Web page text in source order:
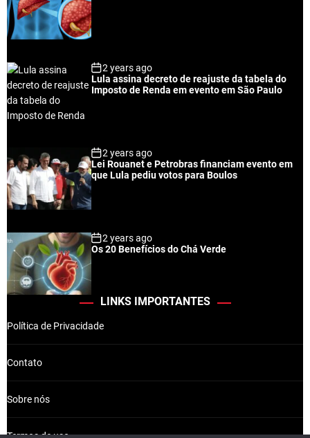
2 years ago
Lula assina decreto de reajuste da tabela do
Imposto de Renda em evento em São Paulo
2 years ago
Lei Rouanet e Petrobras financiam evento em
que Lula pediu votos para Boulos
2 years ago
Os 20 Benefícios do Chá Verde
LINKS IMPORTANTES
Política de Privacidade
Contato
Sobre nós